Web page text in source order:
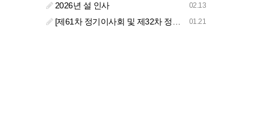
02.13
2026년 설 인사
01.21
[제61차 정기이사회 및 제32차 정기총회 합동회의] 개최 안내